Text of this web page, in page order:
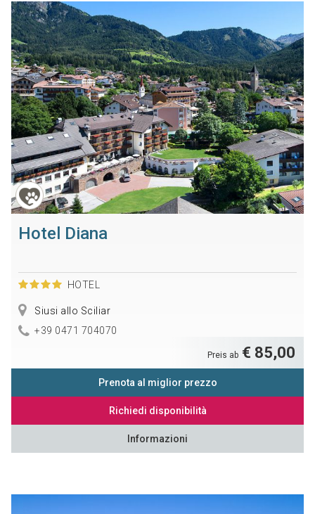
Hotel Diana
HOTEL
Siusi allo Sciliar
+39 0471 704070
Preis ab € 85,00
Prenota al miglior prezzo
Richiedi disponibilità
Informazioni